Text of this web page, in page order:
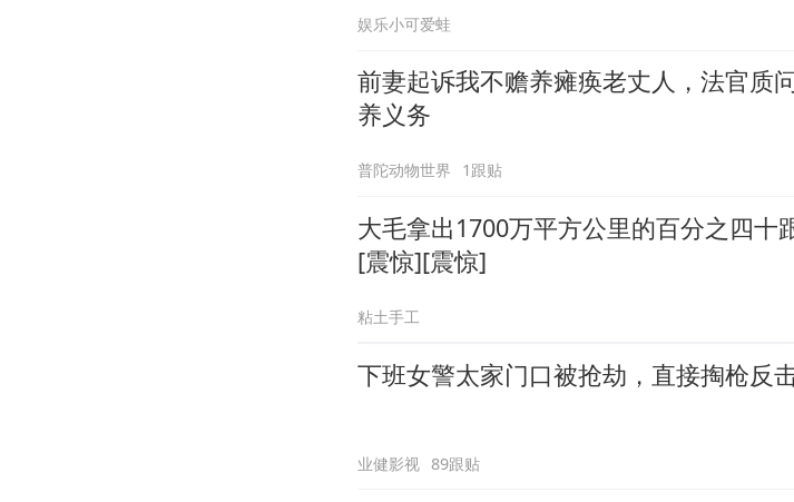
娱乐小可爱蛙
前妻起诉我不赡养瘫痪老丈人，法官质
养义务
普陀动物世界 1跟贴
大毛拿出1700万平方公里的百分之四十
[震惊][震惊]
粘土手工
下班女警太家门口被抢劫，直接掏枪反
业健影视 89跟贴